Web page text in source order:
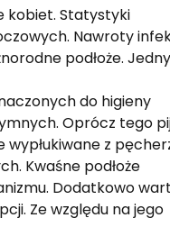
kobiet. Statystyki
Nawroty
podłoże.
do higieny
Oprócz tego
z
Kwaśne podłoże
Dodatkowo
Ze względu na jego